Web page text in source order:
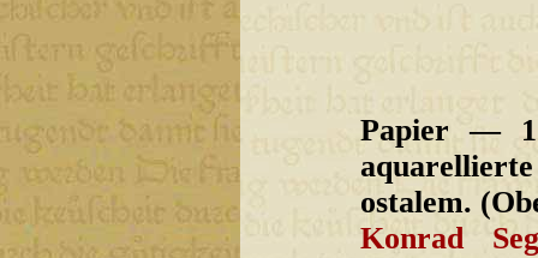
Papier —
ostalem.
Konrad